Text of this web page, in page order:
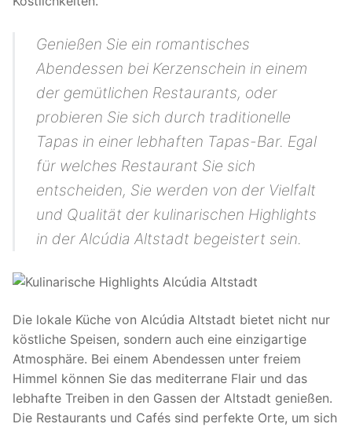
Genießen Sie ein romantisches
Abendessen bei Kerzenschein in einem
der gemütlichen Restaurants, oder
probieren Sie sich durch traditionelle
Tapas in einer lebhaften Tapas-Bar. Egal
für welches Restaurant Sie sich
entscheiden, Sie werden von der Vielfalt
und Qualität der kulinarischen Highlights
in der Alcúdia Altstadt begeistert sein.
Die lokale Küche von Alcúdia Altstadt bietet nicht nur
köstliche Speisen, sondern auch eine einzigartige
Atmosphäre. Bei einem Abendessen unter freiem
Himmel können Sie das mediterrane Flair und das
lebhafte Treiben in den Gassen der Altstadt genießen.
Die Restaurants und Cafés sind perfekte Orte, um sich